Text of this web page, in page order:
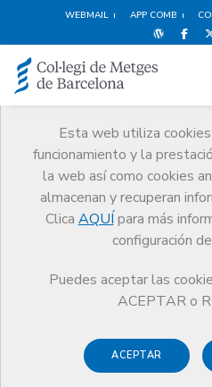
WEBMAIL APP COMB
Esta web utiliza
funcionamiento y la
la web así como cookies
almacenan y recuperan
Clica AQUÍ para más
configuración
Puedes aceptar las
ACEPTAR o
ACEPTAR
Noticias
Comunicación
Noticias
El CCMC expresa su solidaridad con
Turquía, Siria y Kurdistán y se pone
para ofrecer la colaboración y ayuda